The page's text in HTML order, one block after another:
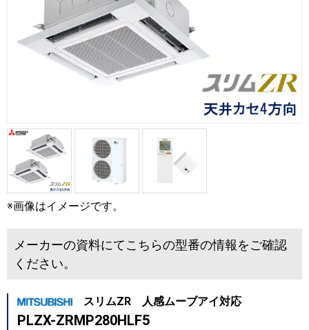
※画像はイメージです。
メーカーの資料にてこちらの型番の情報をご確認
ください。
スリムZR 人感ムーブアイ対応
PLZX-ZRMP280HLF5